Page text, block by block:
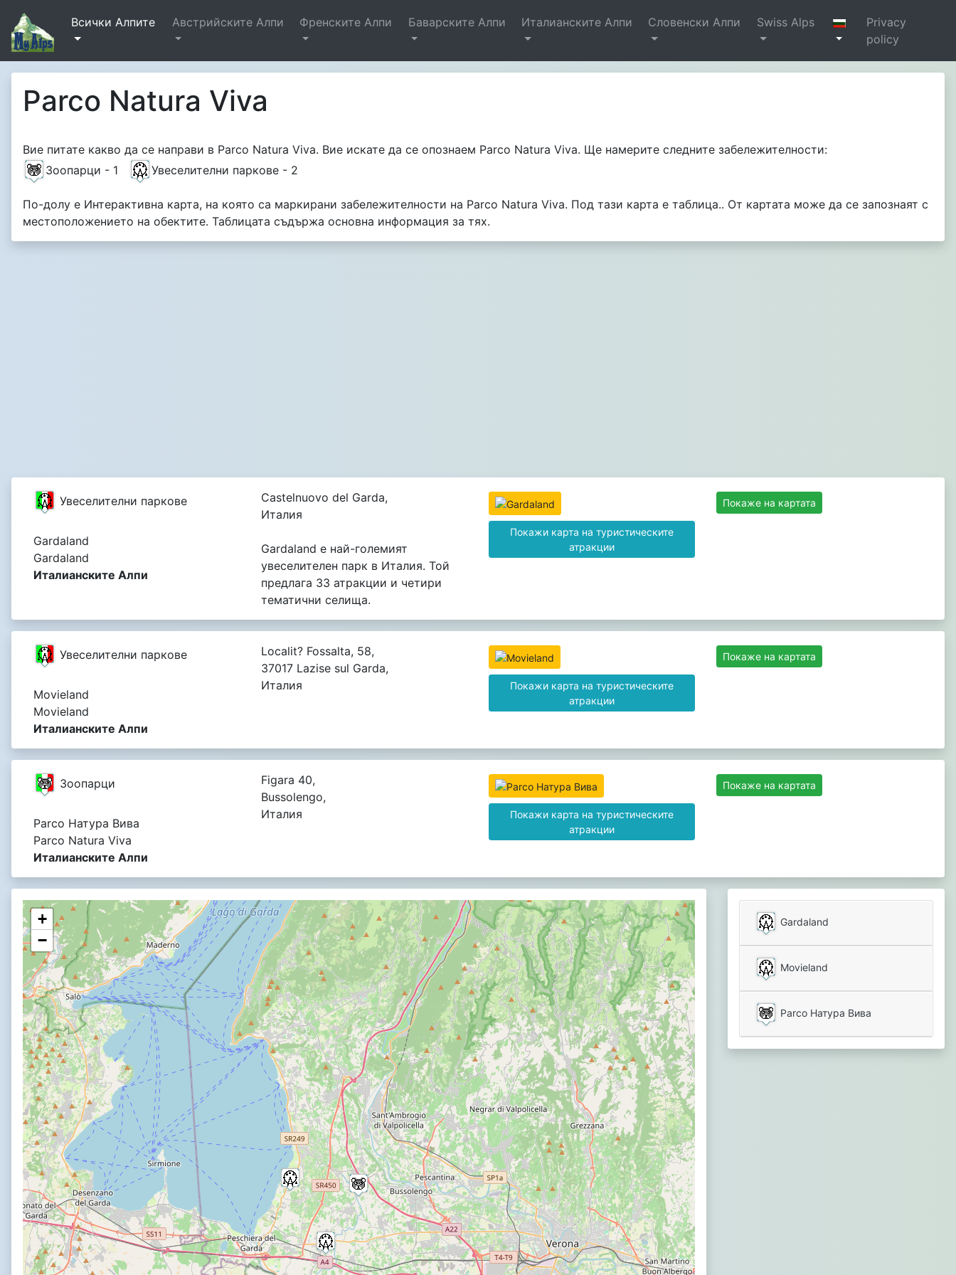
Всички Алпите Австрийските Алпи Френските Алпи Баварските Алпи Италианските Алпи Словенски Алпи Swiss Alps
Privacy
policy
Parco Natura Viva
Вие питате какво да се направи в Parco Natura Viva. Вие искате да се опознаем Parco Natura Viva. Ще намерите следните забележителности:
Зоопарци - 1
Увеселителни паркове - 2
По-долу е Интерактивна карта, на която са маркирани забележителности на Parco Natura Viva. Под тази карта е таблица.. От картата може да се запознаят с
местоположението на обектите. Таблицата съдържа основна информация за тях.
Увеселителни паркове
Gardaland
Gardaland
Италианските Алпи
Castelnuovo del Garda,
Италия
Gardaland е най-големият
увеселителен парк в Италия. Той
предлага 33 атракции и четири
тематични селища.
Покажи карта на туристическите
атракции
Покаже на картата
Увеселителни паркове
Movieland
Movieland
Италианските Алпи
Localit? Fossalta, 58,
37017 Lazise sul Garda,
Италия
Покажи карта на туристическите
атракции
Покаже на картата
Зоопарци
Parco Натура Вива
Parco Natura Viva
Италианските Алпи
Figara 40,
Bussolengo,
Италия
Покажи карта на туристическите
атракции
Покаже на картата
+
−
Gardaland
Movieland
Parco Натура Вива